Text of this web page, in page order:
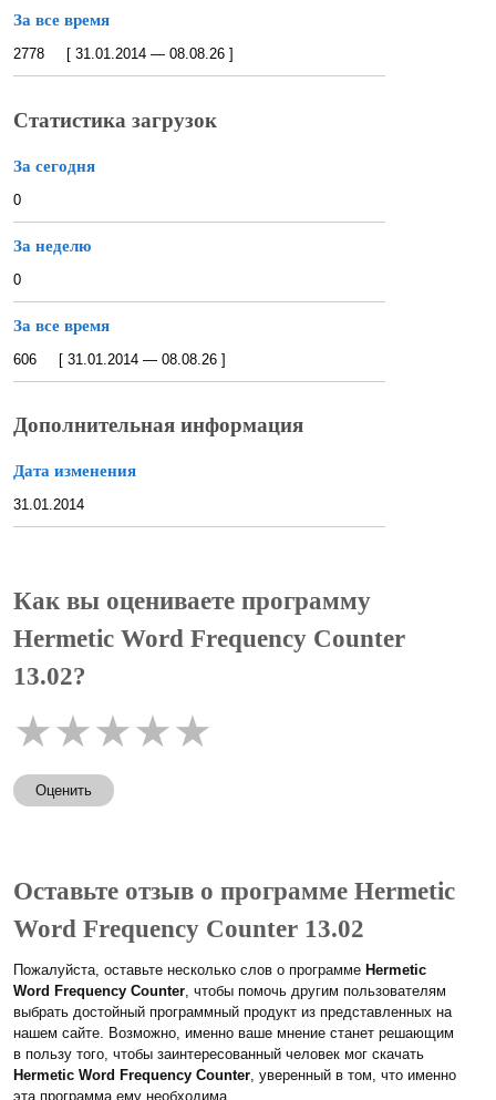
За все время
2778 [ 31.01.2014 — 08.08.26 ]
Статистика загрузок
За сегодня
0
За неделю
0
За все время
606 [ 31.01.2014 — 08.08.26 ]
Дополнительная информация
Дата изменения
31.01.2014
Как вы оцениваете программу
Hermetic Word Frequency Counter
13.02?
★★★★★
Оценить
Оставьте отзыв о программе Hermetic
Word Frequency Counter 13.02
Пожалуйста, оставьте несколько слов о программе Hermetic
Word Frequency Counter, чтобы помочь другим пользователям
выбрать достойный программный продукт из представленных на
нашем сайте. Возможно, именно ваше мнение станет решающим
в пользу того, чтобы заинтересованный человек мог скачать
Hermetic Word Frequency Counter, уверенный в том, что именно
эта программа ему необходима.